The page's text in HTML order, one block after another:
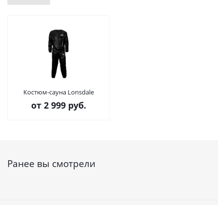
Костюм-сауна Lonsdale
от 2 999 руб.
Ранее вы смотрели